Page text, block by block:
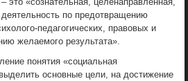
по предотвращению
педагогических, правовых и
желаемого результата».
понятия «социальная
основные цели, на достижение